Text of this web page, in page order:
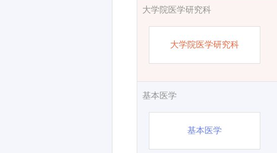
大学院医学研究科
大学院医学研究科
基本医学
基本医学